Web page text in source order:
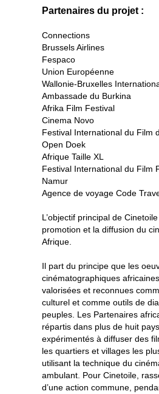
Partenaires du projet :
Connections
Brussels Airlines
Fespaco
Union Européenne
Wallonie-Bruxelles
Ambassade du Burkina
Afrika Film Festival
Cinema Novo
Festival International du Film
Open Doek
Afrique Taille XL
Festival International du Film
Namur
Agence de voyage Code
L’objectif principal de
promotion et la diffusion du
Afrique.
Il part du principe que les
cinématographiques
valorisées et reconnues
culturel et comme outils de
peuples. Les Partenaires
répartis dans plus de huit
expérimentés à diffuser des
les quartiers et villages les
utilisant la technique du
ambulant. Pour Cinetoile,
d’une action commune,